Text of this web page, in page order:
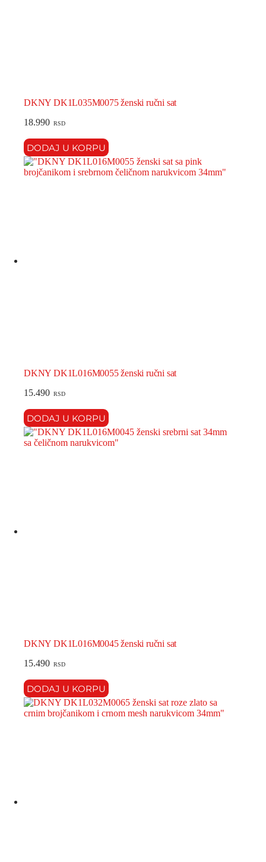
DKNY DK1L035M0075 ženski ručni sat
18.990 RSD
DODAJ U KORPU
DKNY DK1L016M0055 ženski ručni sat
15.490 RSD
DODAJ U KORPU
DKNY DK1L016M0045 ženski ručni sat
15.490 RSD
DODAJ U KORPU